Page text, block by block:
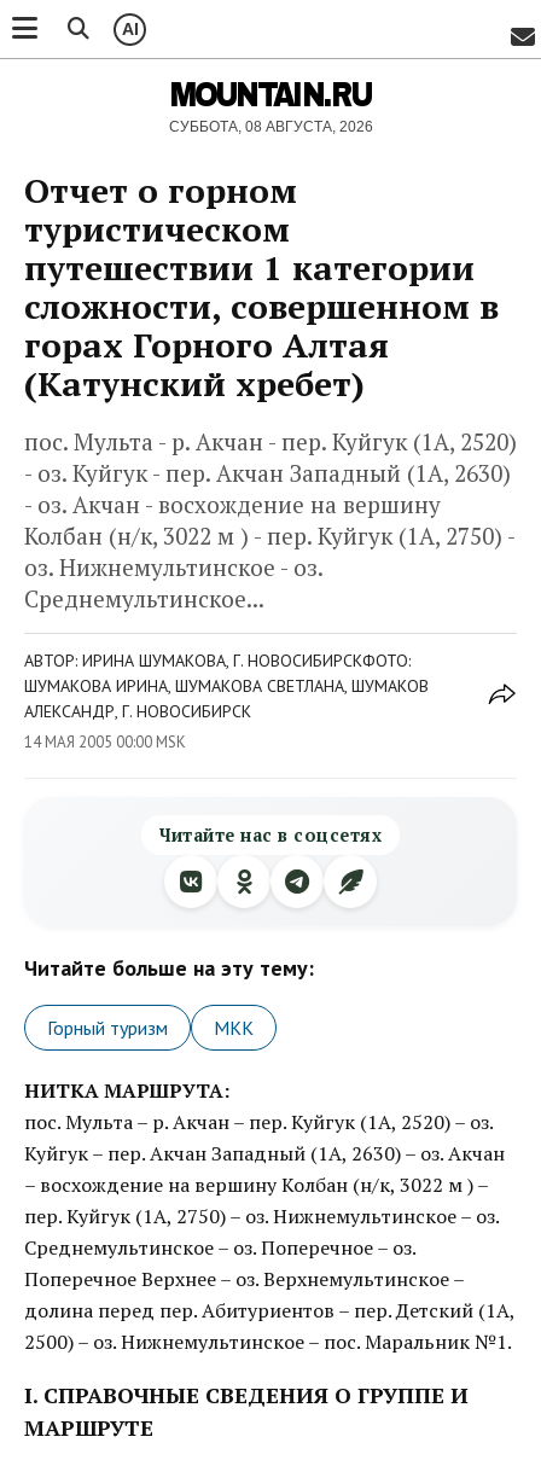
AI
MOUNTAIN.RU
СУББОТА, 08 АВГУСТА, 2026
Отчет о горном
туристическом
путешествии 1 категории
сложности, совершенном в
горах Горного Алтая
(Катунский хребет)
пос. Мульта - р. Акчан - пер. Куйгук (1А, 2520)
- оз. Куйгук - пер. Акчан Западный (1А, 2630)
- оз. Акчан - восхождение на вершину
Колбан (н/к, 3022 м ) - пер. Куйгук (1А, 2750) -
оз. Нижнемультинское - оз.
Среднемультинское...
АВТОР: ИРИНА ШУМАКОВА, Г. НОВОСИБИРСКФОТО:
ШУМАКОВА ИРИНА, ШУМАКОВА СВЕТЛАНА, ШУМАКОВ
АЛЕКСАНДР, Г. НОВОСИБИРСК
14 МАЯ 2005 00:00 MSK
Читайте нас в соцсетях
Читайте больше на эту тему:
Горный туризм МКК
НИТКА МАРШРУТА:
пос. Мульта – р. Акчан – пер. Куйгук (1А, 2520) – оз.
Куйгук – пер. Акчан Западный (1А, 2630) – оз. Акчан
– восхождение на вершину Колбан (н/к, 3022 м ) –
пер. Куйгук (1А, 2750) – оз. Нижнемультинское – оз.
Среднемультинское – оз. Поперечное – оз.
Поперечное Верхнее – оз. Верхнемультинское –
долина перед пер. Абитуриентов – пер. Детский (1А,
2500) – оз. Нижнемультинское – пос. Маральник №1.
I. СПРАВОЧНЫЕ СВЕДЕНИЯ О ГРУППЕ И
МАРШРУТЕ